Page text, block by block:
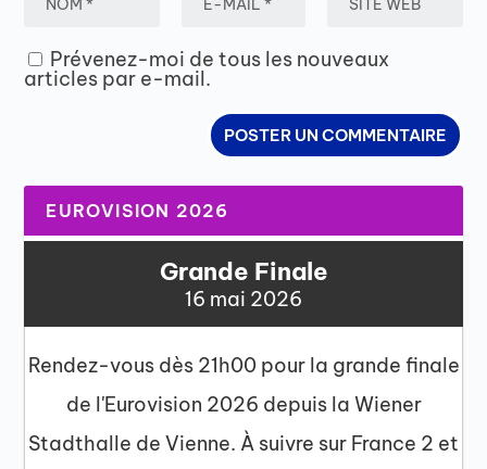
Prévenez-moi de tous les nouveaux
articles par e-mail.
EUROVISION 2026
Grande Finale
16 mai 2026
Rendez-vous dès 21h00 pour la grande finale
de l'Eurovision 2026 depuis la Wiener
Stadthalle de Vienne. À suivre sur France 2 et